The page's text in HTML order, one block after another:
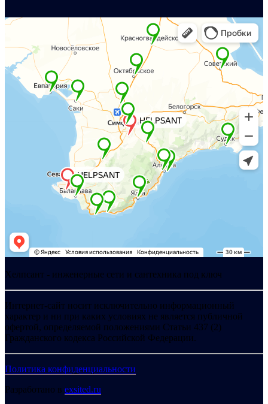
Хелпсант - инженерные сети и сантехника под ключ
Интернет-сайт носит исключительно информационный
характер и ни при каких условиях не является публичной
офертой, определяемой положениями Статьи 437 (2)
Гражданского кодекса Российской Федерации.
Политика конфиденциальности
Разработано в exsited.ru